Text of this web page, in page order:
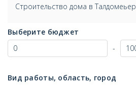
Строительство дома в Талдомеьер
Выберите бюджет
-
Вид работы, область, город